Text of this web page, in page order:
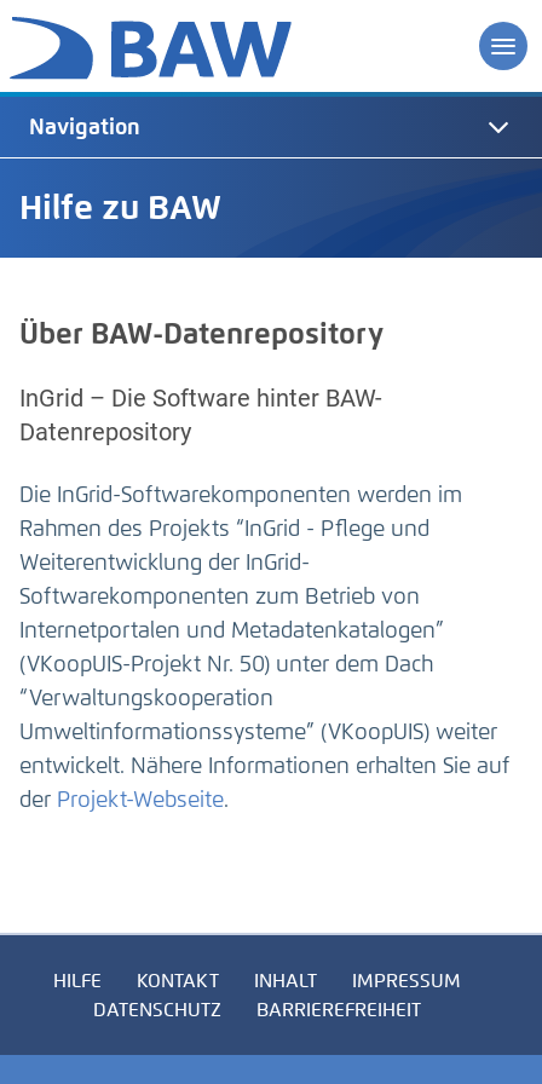
Hilfe zu BAW
Navigation
Über BAW-Datenrepository
InGrid – Die Software hinter BAW-
Datenrepository
Die InGrid-Softwarekomponenten werden im
Rahmen des Projekts “InGrid - Pflege und
Weiterentwicklung der InGrid-
Softwarekomponenten zum Betrieb von
Internetportalen und Metadatenkatalogen”
(VKoopUIS-Projekt Nr. 50) unter dem Dach
“Verwaltungskooperation
Umweltinformationssysteme” (VKoopUIS) weiter
entwickelt. Nähere Informationen erhalten Sie auf
der Projekt-Webseite.
HILFE KONTAKT INHALT
IMPRESSUM
DATENSCHUTZ
BARRIEREFREIHEIT